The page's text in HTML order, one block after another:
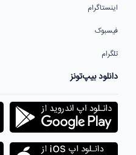
اینستاگرام
فیسبوک
تلگرام
دانلود بیپ‌تونز